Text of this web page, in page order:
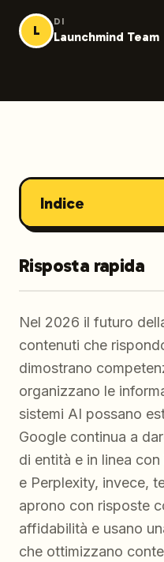
L
DI
Launchmind Team
Indice
Risposta rapida
Nel 2026 il futuro
contenuti che
dimostrano
organizzano le
sistemi AI possano
Google continua a
di entità e in linea
e Perplexity, invece,
aprono con risposte
affidabilità e usano
che ottimizzano